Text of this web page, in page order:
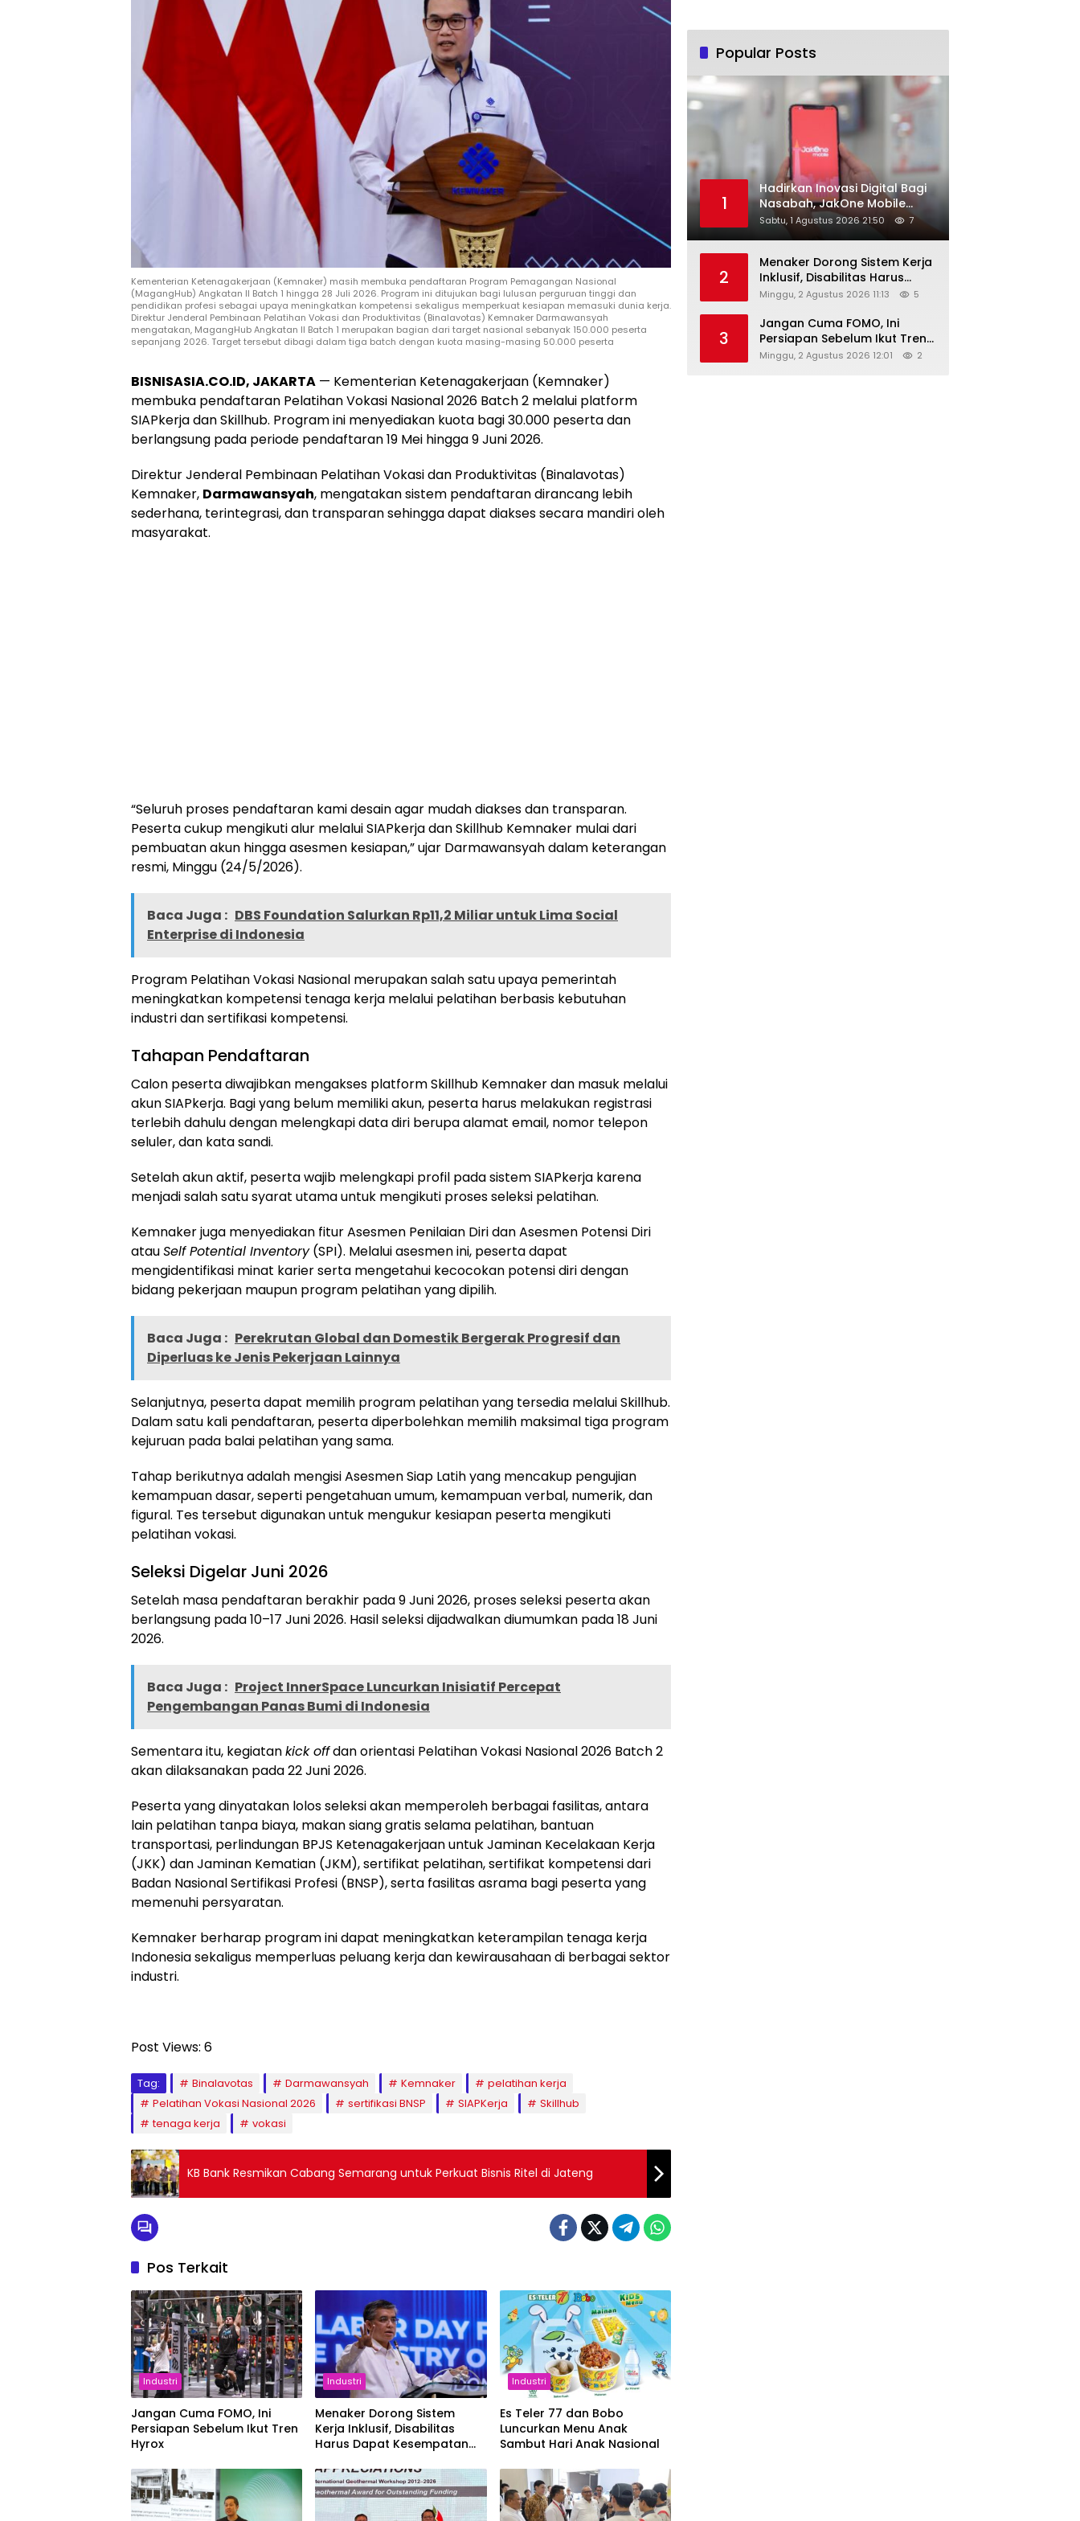
Kementerian Ketenagakerjaan (Kemnaker) masih membuka pendaftaran Program Pemagangan Nasional
(MagangHub) Angkatan II Batch 1 hingga 28 Juli 2026. Program ini ditujukan bagi lulusan perguruan tinggi dan
pendidikan profesi sebagai upaya meningkatkan kompetensi sekaligus memperkuat kesiapan memasuki dunia kerja.
Direktur Jenderal Pembinaan Pelatihan Vokasi dan Produktivitas (Binalavotas) Kemnaker Darmawansyah
mengatakan, MagangHub Angkatan II Batch 1 merupakan bagian dari target nasional sebanyak 150.000 peserta
sepanjang 2026. Target tersebut dibagi dalam tiga batch dengan kuota masing-masing 50.000 peserta
BISNISASIA.CO.ID, JAKARTA — Kementerian Ketenagakerjaan (Kemnaker)
membuka pendaftaran Pelatihan Vokasi Nasional 2026 Batch 2 melalui platform
SIAPkerja dan Skillhub. Program ini menyediakan kuota bagi 30.000 peserta dan
berlangsung pada periode pendaftaran 19 Mei hingga 9 Juni 2026.
Direktur Jenderal Pembinaan Pelatihan Vokasi dan Produktivitas (Binalavotas)
Kemnaker, Darmawansyah, mengatakan sistem pendaftaran dirancang lebih
sederhana, terintegrasi, dan transparan sehingga dapat diakses secara mandiri oleh
masyarakat.
“Seluruh proses pendaftaran kami desain agar mudah diakses dan transparan.
Peserta cukup mengikuti alur melalui SIAPkerja dan Skillhub Kemnaker mulai dari
pembuatan akun hingga asesmen kesiapan,” ujar Darmawansyah dalam keterangan
resmi, Minggu (24/5/2026).
Baca Juga : DBS Foundation Salurkan Rp11,2 Miliar untuk Lima Social
Enterprise di Indonesia
Program Pelatihan Vokasi Nasional merupakan salah satu upaya pemerintah
meningkatkan kompetensi tenaga kerja melalui pelatihan berbasis kebutuhan
industri dan sertifikasi kompetensi.
Tahapan Pendaftaran
Calon peserta diwajibkan mengakses platform Skillhub Kemnaker dan masuk melalui
akun SIAPkerja. Bagi yang belum memiliki akun, peserta harus melakukan registrasi
terlebih dahulu dengan melengkapi data diri berupa alamat email, nomor telepon
seluler, dan kata sandi.
Setelah akun aktif, peserta wajib melengkapi profil pada sistem SIAPkerja karena
menjadi salah satu syarat utama untuk mengikuti proses seleksi pelatihan.
Kemnaker juga menyediakan fitur Asesmen Penilaian Diri dan Asesmen Potensi Diri
atauSelf Potential Inventory(SPI). Melalui asesmen ini, peserta dapat
mengidentifikasi minat karier serta mengetahui kecocokan potensi diri dengan
bidang pekerjaan maupun program pelatihan yang dipilih.
Baca Juga : Perekrutan Global dan Domestik Bergerak Progresif dan
Diperluas ke Jenis Pekerjaan Lainnya
Selanjutnya, peserta dapat memilih program pelatihan yang tersedia melalui Skillhub.
Dalam satu kali pendaftaran, peserta diperbolehkan memilih maksimal tiga program
kejuruan pada balai pelatihan yang sama.
Tahap berikutnya adalah mengisi Asesmen Siap Latih yang mencakup pengujian
kemampuan dasar, seperti pengetahuan umum, kemampuan verbal, numerik, dan
figural. Tes tersebut digunakan untuk mengukur kesiapan peserta mengikuti
pelatihan vokasi.
Seleksi Digelar Juni 2026
Setelah masa pendaftaran berakhir pada 9 Juni 2026, proses seleksi peserta akan
berlangsung pada 10–17 Juni 2026. Hasil seleksi dijadwalkan diumumkan pada 18 Juni
2026.
Baca Juga : Project InnerSpace Luncurkan Inisiatif Percepat
Pengembangan Panas Bumi di Indonesia
Sementara itu, kegiatankick offdan orientasi Pelatihan Vokasi Nasional 2026 Batch 2
akan dilaksanakan pada 22 Juni 2026.
Peserta yang dinyatakan lolos seleksi akan memperoleh berbagai fasilitas, antara
lain pelatihan tanpa biaya, makan siang gratis selama pelatihan, bantuan
transportasi, perlindungan BPJS Ketenagakerjaan untuk Jaminan Kecelakaan Kerja
(JKK) dan Jaminan Kematian (JKM), sertifikat pelatihan, sertifikat kompetensi dari
Badan Nasional Sertifikasi Profesi (BNSP), serta fasilitas asrama bagi peserta yang
memenuhi persyaratan.
Kemnaker berharap program ini dapat meningkatkan keterampilan tenaga kerja
Indonesia sekaligus memperluas peluang kerja dan kewirausahaan di berbagai sektor
industri.
Post Views: 6
Tag: Binalavotas Darmawansyah Kemnaker
pelatihan kerja
Pelatihan Vokasi Nasional 2026
sertifikasi BNSP SIAPKerja
Skillhub
tenaga kerja
vokasi
KB Bank Resmikan Cabang Semarang untuk Perkuat Bisnis Ritel di Jateng
Pos Terkait
Industri
Jangan Cuma FOMO, Ini
Persiapan Sebelum Ikut Tren
Hyrox
Industri
Menaker Dorong Sistem
Kerja Inklusif, Disabilitas
Harus Dapat Kesempatan
Industri
Es Teler 77 dan Bobo
Luncurkan Menu Anak
Sambut Hari Anak Nasional
Popular Posts
1
Hadirkan Inovasi Digital Bagi
Nasabah, JakOne Mobile
Antar Bank Jakarta Sukses
Raih Digital Excellence
Sabtu, 1 Agustus 2026 21:50 7
2
Menaker Dorong Sistem Kerja
Inklusif, Disabilitas Harus
Dapat Kesempatan Setara
Minggu, 2 Agustus 2026 11:13 5
3
Jangan Cuma FOMO, Ini
Persiapan Sebelum Ikut Tren
Hyrox
Minggu, 2 Agustus 2026 12:01 2